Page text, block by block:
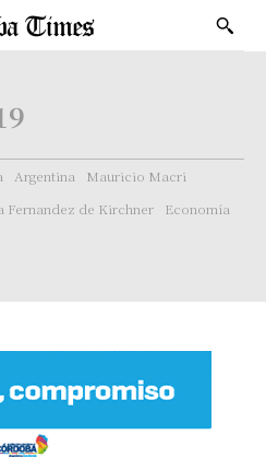
Argentina
Mauricio Macri
Fernandez de Kirchner
Economía